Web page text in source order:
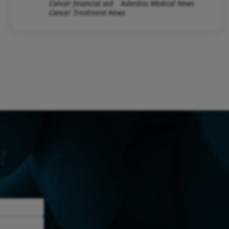
Cancer financial aid
Asbestos Medical News
Cancer Treatment News